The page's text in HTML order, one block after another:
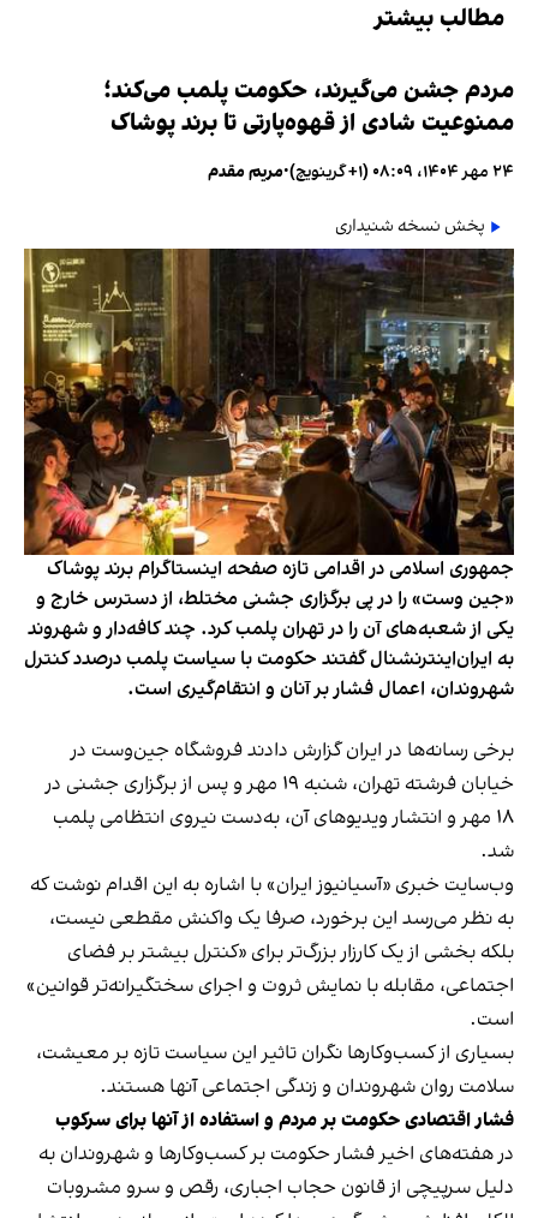
مطالب بیشتر
مردم جشن می‌گیرند، حکومت پلمب می‌کند؛
ممنوعیت شادی از قهوه‌پارتی تا برند پوشاک
۲۴ مهر ۱۴۰۴، ۰۸:۰۹ (‎+۱ گرینویچ) •مریم مقدم
پخش نسخه شنیداری
جمهوری اسلامی در اقدامی تازه صفحه اینستاگرام برند پوشاک
«جین وست» را در پی برگزاری جشنی مختلط، از دسترس خارج و
یکی از شعبه‌های آن را در تهران پلمب کرد. چند کافه‌‌دار و شهروند
به ایران‌اینترنشنال گفتند حکومت با سیاست پلمب درصدد کنترل
شهروندان، اعمال فشار بر آنان و انتقام‌گیری است.
برخی رسانه‌ها در ایران گزارش دادند فروشگاه جین‌وست در
خیابان فرشته تهران، شنبه ۱۹ مهر و پس از برگزاری جشنی در
۱۸ مهر و انتشار ویدیوهای آن، به‌دست نیروی انتظامی پلمب
شد.
وب‌سایت خبری «آسیانیوز ایران» با اشاره به این اقدام نوشت که
به نظر می‌رسد این برخورد، صرفا یک واکنش مقطعی نیست،
بلکه بخشی از یک کارزار بزرگ‌تر برای «کنترل بیشتر بر فضای
اجتماعی، مقابله با نمایش ثروت و اجرای سختگیرانه‌تر قوانین»
است.
بسیاری از کسب‌وکارها نگران تاثیر این سیاست‌ تازه بر معیشت،
سلامت روان شهروندان و زندگی اجتماعی آنها هستند.
فشار اقتصادی حکومت بر مردم و استفاده از آنها برای سرکوب
در هفته‌های اخیر فشار حکومت بر کسب‌وکارها و شهروندان به
دلیل سرپیچی از قانون حجاب اجباری، رقص و سرو مشروبات